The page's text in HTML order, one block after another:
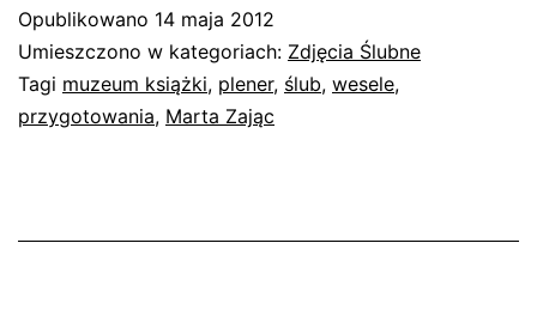
Opublikowano 14 maja 2012
Umieszczono w kategoriach: Zdjęcia Ślubne
Tagi muzeum książki, plener, ślub, wesele,
przygotowania, Marta Zając